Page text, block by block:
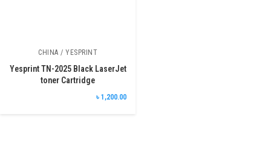
CHINA / YESPRINT
Yesprint TN-2025 Black LaserJet
toner Cartridge
৳ 1,200.00